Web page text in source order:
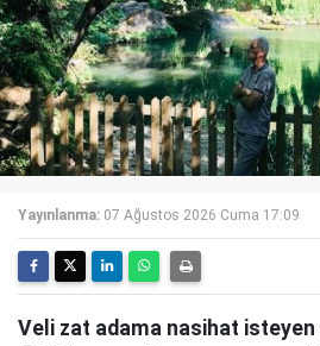
Yayınlanma: 07 Ağustos 2026 Cuma 17:09
Veli zat adama nasihat